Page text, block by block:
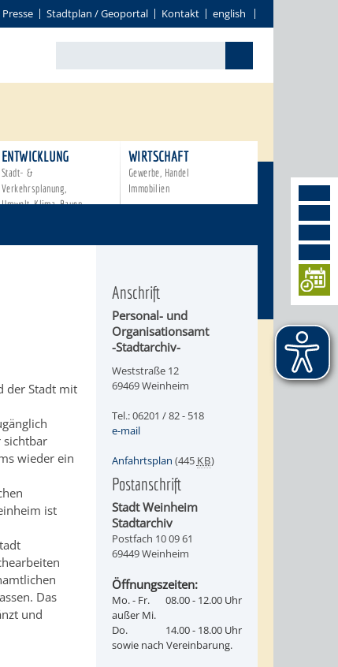
Presse Stadtplan / Geoportal Kontakt english
ENTWICKLUNG
Stadt- &
Verkehrsplanung,
Umwelt, Klima, Bauen
WIRTSCHAFT
Gewerbe, Handel
Immobilien
der Stadt mit
sichtbar
wieder ein
ist
Das
und
Anschrift
Personal- und
Organisationsamt
-Stadtarchiv-
Weststraße 12
69469 Weinheim
Tel.: 06201 / 82 - 518
e-mail
Anfahrtsplan (445 KB)
Postanschrift
Stadt Weinheim
Stadtarchiv
Postfach 10 09 61
69449 Weinheim
Öffnungszeiten:
Mo. - Fr.
außer Mi.
08.00 - 12.00 Uhr
Do.
14.00 - 18.00 Uhr
sowie nach Vereinbarung.